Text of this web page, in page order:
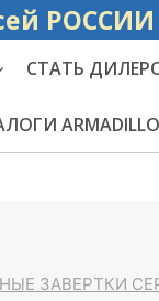
по
СТАТЬ
ЗАВЕРТКИ